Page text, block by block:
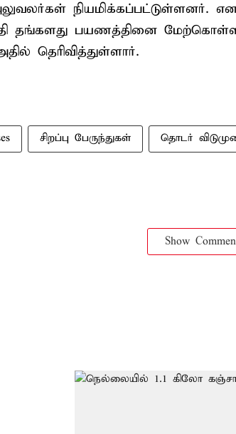
நியமிக்கப்பட்டுள்ளனர்.
தங்களது பயணத்தினை மேற்கொள்ள
தெரிவித்துள்ளார்.
சிறப்பு பேருந்துகள் தொடர்
Show